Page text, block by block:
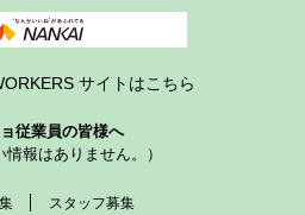
サイトはこちら
従業員の皆様へ
情報はありません。）
スタッフ募集